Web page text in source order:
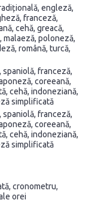
engleză,
franceză,
cehă, greacă,
malaeză, poloneză,
română, turcă,
franceză,
coreeană,
cehă, indoneziană,
simplificată
franceză,
coreeană,
cehă, indoneziană,
simplificată
cronometru,
orei